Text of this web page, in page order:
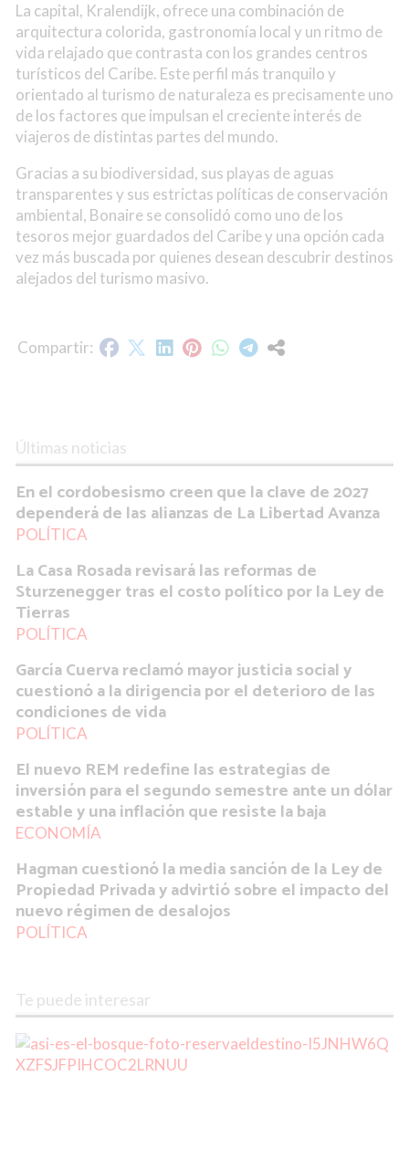
La capital, Kralendijk, ofrece una combinación de
arquitectura colorida, gastronomía local y un ritmo de
vida relajado que contrasta con los grandes centros
turísticos del Caribe. Este perfil más tranquilo y
orientado al turismo de naturaleza es precisamente uno
de los factores que impulsan el creciente interés de
viajeros de distintas partes del mundo.
Gracias a su biodiversidad, sus playas de aguas
transparentes y sus estrictas políticas de conservación
ambiental, Bonaire se consolidó como uno de los
tesoros mejor guardados del Caribe y una opción cada
vez más buscada por quienes desean descubrir destinos
alejados del turismo masivo.
Últimas noticias
En el cordobesismo creen que la clave de 2027
dependerá de las alianzas de La Libertad Avanza
POLÍTICA
La Casa Rosada revisará las reformas de
Sturzenegger tras el costo político por la Ley de
Tierras
POLÍTICA
García Cuerva reclamó mayor justicia social y
cuestionó a la dirigencia por el deterioro de las
condiciones de vida
POLÍTICA
El nuevo REM redefine las estrategias de
inversión para el segundo semestre ante un dólar
estable y una inflación que resiste la baja
ECONOMÍA
Hagman cuestionó la media sanción de la Ley de
Propiedad Privada y advirtió sobre el impacto del
nuevo régimen de desalojos
POLÍTICA
Te puede interesar